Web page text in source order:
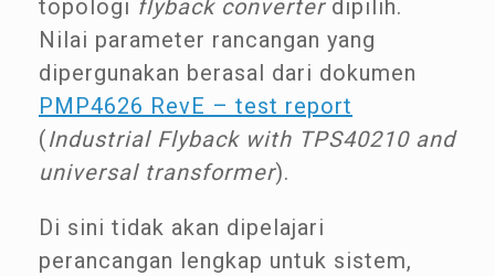
topologi flyback converterdipilih.
Nilai parameter rancangan yang
dipergunakan berasal dari dokumen
PMP4626 RevE – test report
(Industrial Flyback with TPS40210 and
universal transformer).
Di sini tidak akan dipelajari
perancangan lengkap untuk sistem,